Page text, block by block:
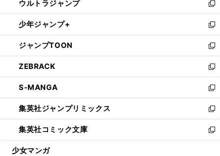
く
で
開
く
ド
ウ
で
開
く
ィ
ン
ド
ウ
で
開
く
い
ウ
ィ
ン
ド
ウ
で
開
く
ウルトラジャンプ
新
し
い
ウ
ィ
ン
ド
ウ
で
開
く
少年ジャンプ+
新
し
い
ウ
ィ
ン
ド
ウ
で
開
く
ジャンプTOON
新
し
い
ウ
ィ
ン
ド
ウ
で
開
ZEBRACK
新
し
い
ウ
ィ
ン
ド
ウ
S-MANGA
新
し
い
ウ
ィ
ン
集英社ジャンプリミックス
新
し
い
ウ
集英社コミック文庫
新
し
少女マンガ